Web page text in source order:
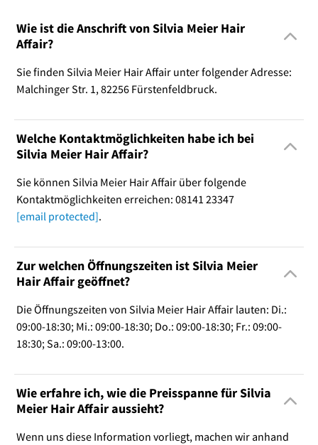
Wie ist die Anschrift von Silvia Meier Hair
Affair?
Sie finden Silvia Meier Hair Affair unter folgender Adresse:
Malchinger Str. 1, 82256 Fürstenfeldbruck.
Welche Kontaktmöglichkeiten habe ich bei
Silvia Meier Hair Affair?
Sie können Silvia Meier Hair Affair über folgende
Kontaktmöglichkeiten erreichen: 08141 23347
[email protected].
Zur welchen Öffnungszeiten ist Silvia Meier
Hair Affair geöffnet?
Die Öffnungszeiten von Silvia Meier Hair Affair lauten: Di.:
09:00-18:30; Mi.: 09:00-18:30; Do.: 09:00-18:30; Fr.: 09:00-
18:30; Sa.: 09:00-13:00.
Wie erfahre ich, wie die Preisspanne für Silvia
Meier Hair Affair aussieht?
Wenn uns diese Information vorliegt, machen wir anhand